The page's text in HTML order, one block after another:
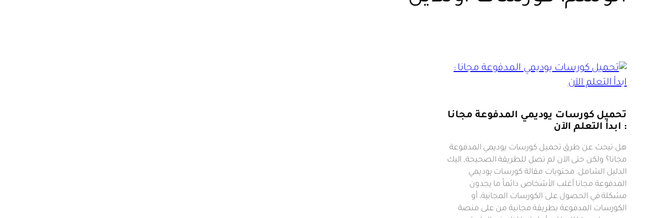
تحميل كورسات يوديمي المدفوعة مجانا
: ابدأ التعلم الآن
هل تبحث عن طرق تحميل كورسات يوديمي المدفوعة
مجانا؟ ولكن حتى الآن لم تصل للطريقة الصحيحة, اليك
الدليل الشامل. محتويات مقالة كورسات يوديمي
المدفوعة مجانا أغلب الأشخاص دائماً ما يجدون
مشكلة في الحصول على الكورسات المجانية، أو
الكورسات المدفوعة بطريقة مجانية من على منصة